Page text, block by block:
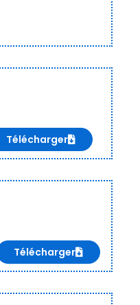
Télécharger
Télécharger